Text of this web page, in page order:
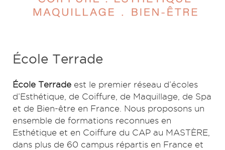
École Terrade
École Terrade est le premier réseau d’écoles
d’Esthétique, de Coiffure, de Maquillage, de Spa
et de Bien-être en France. Nous proposons un
ensemble de formations reconnues en
Esthétique et en Coiffure du CAP au MASTÈRE,
dans plus de 60 campus répartis en France et